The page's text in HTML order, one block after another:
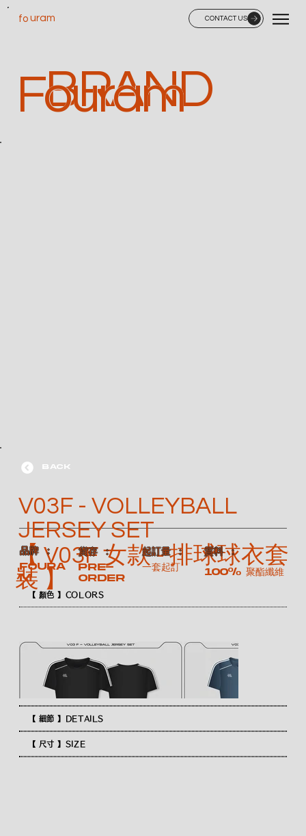
CONTACT US
uram
fo
BRAND
Fouram
【 顏色 】COLORS
【 細節 】DETAILS
【 尺寸 】SIZE
BACK
V03F - VOLLEYBALL
JERSEY SET
【 V03F 女款 - 排球球衣套
裝 】
​品牌 ：
FOURA
M
​貨存 ：
Pre-
order
​起訂量 ：
一套起訂
​質料 ：
100% 聚酯纖維